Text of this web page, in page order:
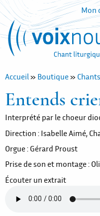
Mon
Accueil» Boutique» Chants
Entends
Interprété par le choeur
Direction : Isabelle Aimé,
Orgue : Gérard Proust
Prise de son et montage :
Écouter un extrait